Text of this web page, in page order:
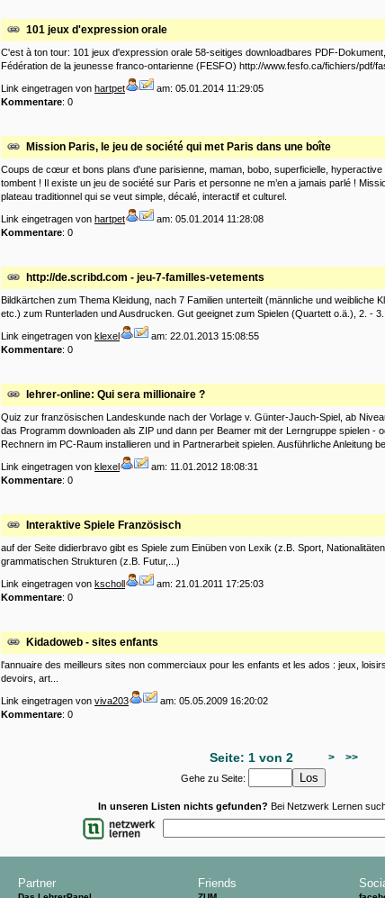
101 jeux d'expression orale
C'est à ton tour: 101 jeux d'expression orale 58-seitiges downloadbares PDF-
Fédération de la jeunesse franco-ontarienne (FESFO) http://www.fesfo.ca/fichiers/pdf/
Link eingetragen von hartpet
am: 05.01.2014 11:29:05
Kommentare: 0
Mission Paris, le jeu de société qui met Paris dans une boîte
Coups de cœur et bons plans d'une parisienne, maman, bobo, superficielle, hyperactive
tombent ! Il existe un jeu de société sur Paris et personne ne m’en a jamais parlé !
plateau traditionnel qui se veut simple, décalé, interactif et culturel.
Link eingetragen von hartpet
am: 05.01.2014 11:28:08
Kommentare: 0
http://de.scribd.com - jeu-7-familles-vetements
Bildkärtchen zum Thema Kleidung, nach 7 Familien unterteilt (männliche und weibliche
etc.) zum Runterladen und Ausdrucken. Gut geeignet zum Spielen (Quartett o.ä.), 2. -
Link eingetragen von klexel
am: 22.01.2013 15:08:55
Kommentare: 0
lehrer-online: Qui sera millionaire ?
Quiz zur französischen Landeskunde nach der Vorlage v. Günter-Jauch-Spiel, ab
das Programm downloaden als ZIP und dann per Beamer mit der Lerngruppe spielen -
Rechnern im PC-Raum installieren und in Partnerarbeit spielen. Ausführliche Anleitung
Link eingetragen von klexel
am: 11.01.2012 18:08:31
Kommentare: 0
Interaktive Spiele Französisch
auf der Seite didierbravo gibt es Spiele zum Einüben von Lexik (z.B. Sport,
grammatischen Strukturen (z.B. Futur,...)
Link eingetragen von kscholl
am: 21.01.2011 17:25:03
Kommentare: 0
Kidadoweb - sites enfants
l'annuaire des meilleurs sites non commerciaux pour les enfants et les ados : jeux,
devoirs, art...
Link eingetragen von viva203
am: 05.05.2009 16:20:02
Kommentare: 0
Seite: 1 von 2 > >>
Gehe zu Seite:
In unseren Listen nichts gefunden? Bei Netzwerk Lernen
Partner Friends